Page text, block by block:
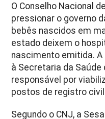
O Conselho Nacional
pressionar o governo
bebês nascidos em
estado deixem o
nascimento emitida.
à Secretaria da Saúde
responsável por
postos de registro
Segundo o CNJ, a